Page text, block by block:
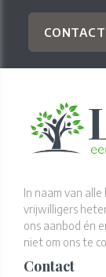
In naam van
vrijwilligers
ons aanbod én
niet om ons te
Contact